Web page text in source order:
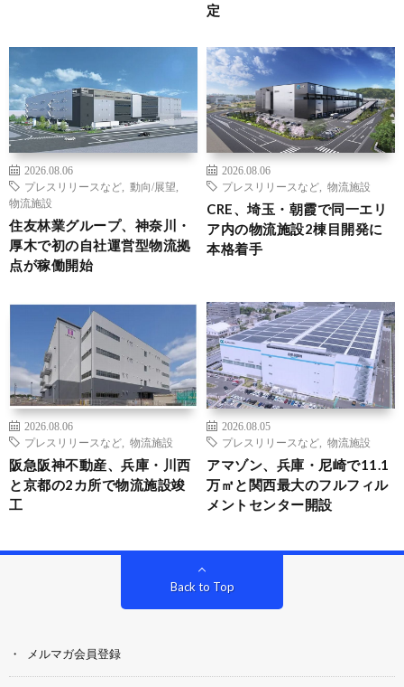
定
2026.08.06
プレスリリースなど
動向/展望
物流施設
住友林業グループ、神奈川・
厚木で初の自社運営型物流拠
点が稼働開始
2026.08.06
プレスリリースなど
物流施設
CRE、埼玉・朝霞で同一エリ
ア内の物流施設2棟目開発に
本格着手
2026.08.06
プレスリリースなど
物流施設
阪急阪神不動産、兵庫・川西
と京都の2カ所で物流施設竣
工
2026.08.05
プレスリリースなど
物流施設
アマゾン、兵庫・尼崎で11.1
万㎡と関西最大のフルフィル
メントセンター開設
Back to Top
メルマガ会員登録